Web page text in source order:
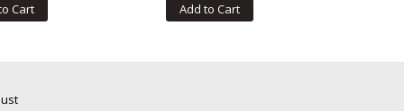
Cart Add to Cart